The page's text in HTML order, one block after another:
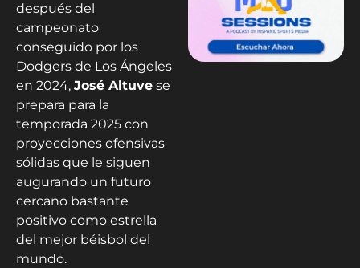
después del
campeonato
conseguido por los
Dodgers de Los Ángeles
en 2024, José Altuve se
prepara para la
temporada 2025 con
proyecciones ofensivas
sólidas que le siguen
augurando un futuro
cercano bastante
positivo como estrella
del mejor béisbol del
mundo.